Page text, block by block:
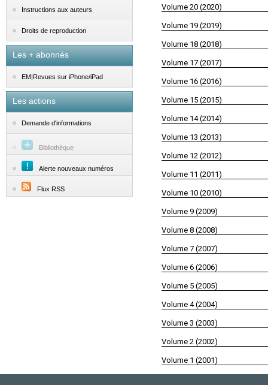
Instructions aux auteurs
Droits de reproduction
Les + abonnés
EM|Revues sur iPhone/iPad
Les actions
Demande d'informations
Bibliothèque
Alerte nouveaux numéros
Flux RSS
Volume 20 (2020)
Volume 19 (2019)
Volume 18 (2018)
Volume 17 (2017)
Volume 16 (2016)
Volume 15 (2015)
Volume 14 (2014)
Volume 13 (2013)
Volume 12 (2012)
Volume 11 (2011)
Volume 10 (2010)
Volume 9 (2009)
Volume 8 (2008)
Volume 7 (2007)
Volume 6 (2006)
Volume 5 (2005)
Volume 4 (2004)
Volume 3 (2003)
Volume 2 (2002)
Volume 1 (2001)